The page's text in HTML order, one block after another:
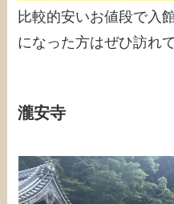
比較的安いお値段で入
になった方はぜひ訪れ
瀧安寺